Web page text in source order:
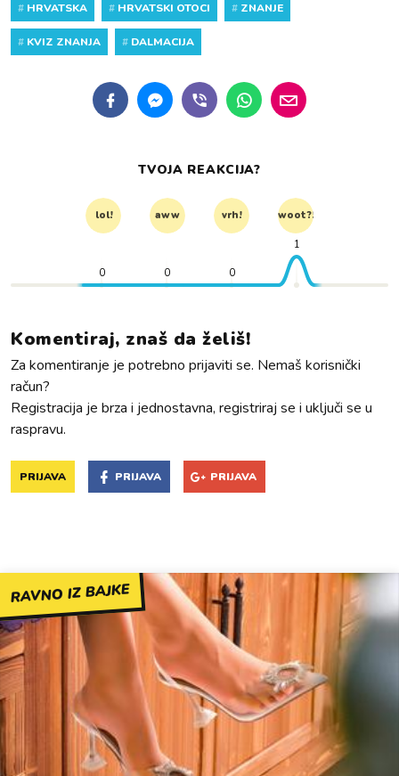
# HRVATSKA # HRVATSKI OTOCI # ZNANJE
# KVIZ ZNANJA # DALMACIJA
TVOJA REAKCIJA?
lol! aww vrh! woot?!
0 0 0
1
Komentiraj, znaš da želiš!
Za komentiranje je potrebno prijaviti se. Nemaš korisnički
račun?
Registracija je brza i jednostavna, registriraj se i uključi se u
raspravu.
PRIJAVA PRIJAVA PRIJAVA
RAVNO IZ BAJKE